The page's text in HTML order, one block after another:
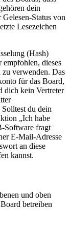
dein
Status von
Lesezeichen
(Hash)
empfohlen, dieses
verwenden. Das
für das Board,
dich kein Vertreter
du dein
„Ich habe
Software fragt
E-Mail-Adresse
an diese
kannst.
und oben
betreiben